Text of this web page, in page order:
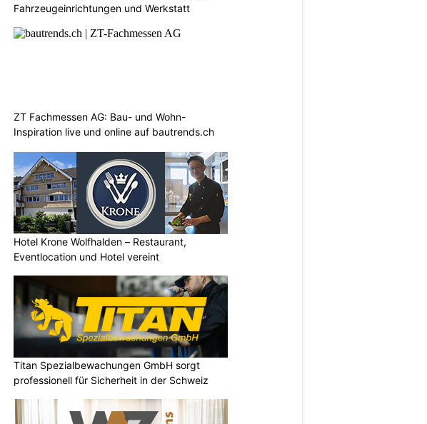
Fahrzeugeinrichtungen und Werkstatt
ZT Fachmessen AG: Bau- und Wohn-
Inspiration live und online auf bautrends.ch
Hotel Krone Wolfhalden – Restaurant,
Eventlocation und Hotel vereint
Titan Spezialbewachungen GmbH sorgt
professionell für Sicherheit in der Schweiz